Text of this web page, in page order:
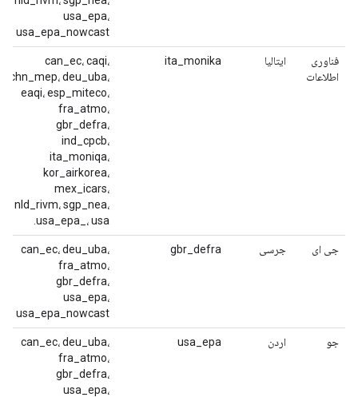
usa_epa،
usa_epa_nowcast
فناوری
اطلاعات
ایتالیا ita_monika
can_ec، caqi،
chn_mep، deu_uba،
eaqi، esp_miteco،
fra_atmo،
gbr_defra،
ind_cpcb،
ita_moniqa،
kor_airkorea،
mex_icars،
nld_rivm، sgp_nea،
usa_epa_، usa.
جی ای جرسی gbr_defra
can_ec، deu_uba،
fra_atmo،
gbr_defra،
usa_epa،
usa_epa_nowcast
جو اردن usa_epa
can_ec، deu_uba،
fra_atmo،
gbr_defra،
usa_epa،